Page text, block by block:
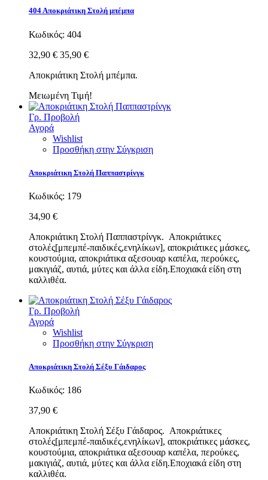
404 Αποκριάτικη Στολή μπέμπα
Κωδικός: 404
32,90 € 35,90 €
Αποκριάτικη Στολή μπέμπα.
Μειωμένη Τιμή!
Γρ. Προβολή
Αγορά
Wishlist
Προσθήκη στην Σύγκριση
Αποκριάτικη Στολή Παππαστρίνγκ
Κωδικός: 179
34,90 €
Αποκριάτικη Στολή Παππαστρίνγκ. Αποκριάτικες
στολές[μπεμπέ-παιδικές,ενηλίκων], αποκριάτικες μάσκες,
κουστούμια, αποκριάτικα αξεσουαρ καπέλα, περούκες,
μακιγιάζ, αυτιά, μύτες και άλλα είδη.Εποχιακά είδη στη
καλλιθέα.
Γρ. Προβολή
Αγορά
Wishlist
Προσθήκη στην Σύγκριση
Αποκριάτικη Στολή Σέξυ Γάιδαρος
Κωδικός: 186
37,90 €
Αποκριάτικη Στολή Σέξυ Γάιδαρος. Αποκριάτικες
στολές[μπεμπέ-παιδικές,ενηλίκων], αποκριάτικες μάσκες,
κουστούμια, αποκριάτικα αξεσουαρ καπέλα, περούκες,
μακιγιάζ, αυτιά, μύτες και άλλα είδη.Εποχιακά είδη στη
καλλιθέα.